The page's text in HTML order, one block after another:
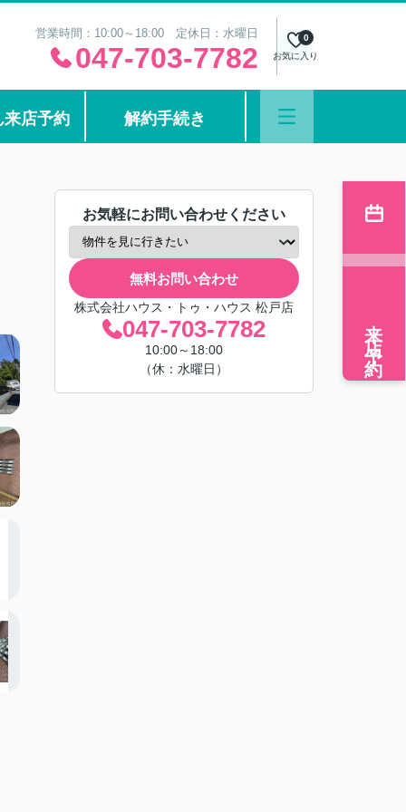
営業時間：10:00～18:00 定休日：水曜日
047-703-7782 お気に入り
0
来店予約 解約手続き
お気軽にお問い合わせください
無料お問い合わせ
株式会社ハウス・トゥ・ハウス 松戸店
047-703-7782
10:00～18:00
（休：水曜日）
来店予約